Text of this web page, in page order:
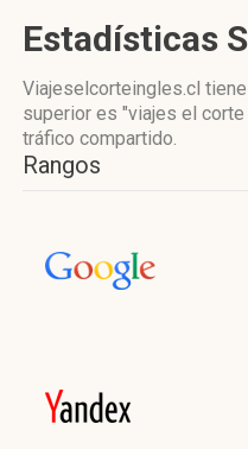
Estadísticas
Viajeselcorteingles.cl tiene
superior es "viajes el
tráfico compartido.
Rangos